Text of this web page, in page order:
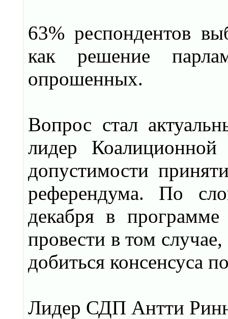
63% респондентов
как решение
опрошенных.
Вопрос стал
лидер
допустимости
референдума. По
декабря в
провести в том
добиться консенсуса
Лидер СДП Антти